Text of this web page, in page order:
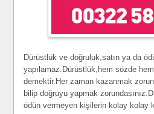
Dürüstlük ve doğruluk,satın ya da
yapılamaz.Dürüstlük,hem sözde
demektir.Her zaman kazanmak
bilip doğruyu yapmak
ödün vermeyen kişilerin kolay kolay